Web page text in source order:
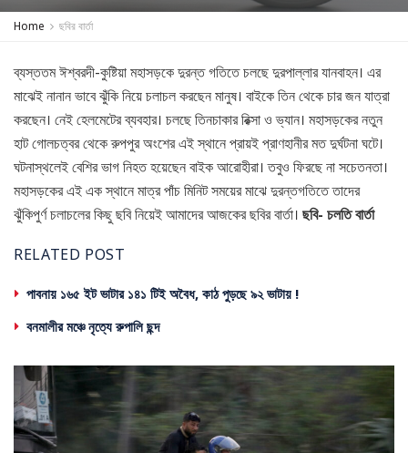
Home ছবির বার্তা
ব্যস্ততম ঈশ্বরদী-কুষ্টিয়া মহাসড়কে দুরন্ত গতিতে চলছে দুরপাল্লার যানবাহন। এর
মাঝেই নানান ভাবে ঝুঁকি নিয়ে চলাচল করছেন মানুষ। বাইকে তিন থেকে চার জন যাত্রা
করছেন। নেই হেলমেটের ব্যবহার। চলছে তিনচাকার রিক্সা ও ভ্যান। মহাসড়কের নতুন
হাট গোলচত্বর থেকে রুপপুর অংশের এই স্থানে প্রায়ই প্রাণহানীর মত দুর্ঘটনা ঘটে।
ঘটনাস্থলেই বেশির ভাগ নিহত হয়েছেন বাইক আরোহীরা। তবুও ফিরছে না সচেতনতা।
মহাসড়কের এই এক স্থানে মাত্র পাঁচ মিনিট সময়ের মাঝে দুরন্তগতিতে তাদের
ঝুঁকিপুর্ণ চলাচলের কিছু ছবি নিয়েই আমাদের আজকের ছবির বার্তা। ছবি- চলতি বার্তা
RELATED POST
পাবনায় ১৬৫ ইট ভাটার ১৪১ টিই অবৈধ, কাঠ পুড়ছে ৯২ ভাটায় !
বনমালীর মঞ্চে নৃত্যে রুপালি ছন্দ